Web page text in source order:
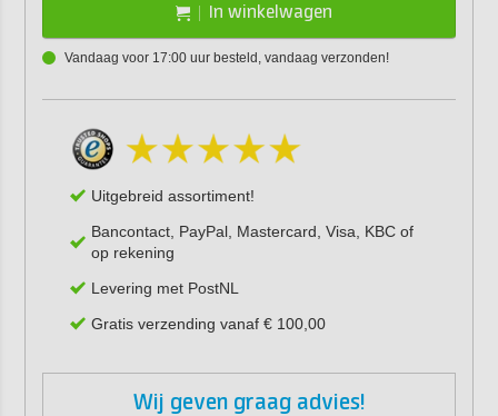
In winkelwagen
Vandaag voor 17:00 uur besteld, vandaag verzonden!
Uitgebreid assortiment!
Bancontact, PayPal, Mastercard, Visa, KBC of
op rekening
Levering met PostNL
Gratis verzending vanaf € 100,00
Wij geven graag advies!